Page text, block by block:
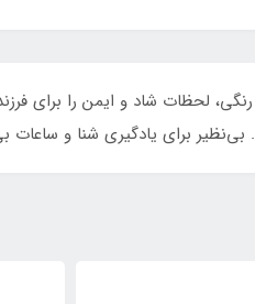
و طرح ماهی‌های رنگی، لحظات شاد
برای یادگیری شنا و